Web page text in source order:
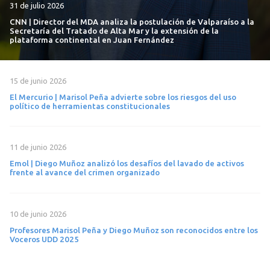
31 de julio 2026
CNN | Director del MDA analiza la postulación de Valparaíso a la
Secretaría del Tratado de Alta Mar y la extensión de la
plataforma continental en Juan Fernández
15 de junio 2026
El Mercurio | Marisol Peña advierte sobre los riesgos del uso
político de herramientas constitucionales
11 de junio 2026
Emol | Diego Muñoz analizó los desafíos del lavado de activos
frente al avance del crimen organizado
10 de junio 2026
Profesores Marisol Peña y Diego Muñoz son reconocidos entre los
Voceros UDD 2025